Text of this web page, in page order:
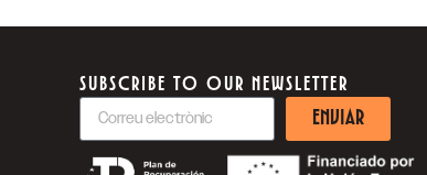
SUBSCRIBE TO OUR NEWSLETTER
ENVIAR